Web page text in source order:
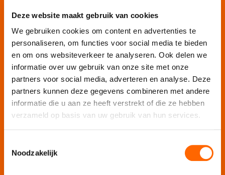
Deze website maakt gebruik van cookies
We gebruiken cookies om content en advertenties te
personaliseren, om functies voor social media te bieden
en om ons websiteverkeer te analyseren. Ook delen we
informatie over uw gebruik van onze site met onze
partners voor social media, adverteren en analyse. Deze
partners kunnen deze gegevens combineren met andere
informatie die u aan ze heeft verstrekt of die ze hebben
verzameld op basis van uw gebruik van hun services.
Noodzakelijk
Puur Utrecht
Puur Den Haag
Puur Haarlem
Escape Room Mysterium
Vergaderlocatie De Grote Werf
Vergaderlocatie Rotterdam View
Vergaderlocatie Dak van Amsterdam